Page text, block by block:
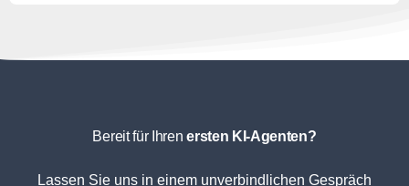
Bereit für Ihrenersten KI-Agenten?
Lassen Sie uns in einem unverbindlichen Gespräch